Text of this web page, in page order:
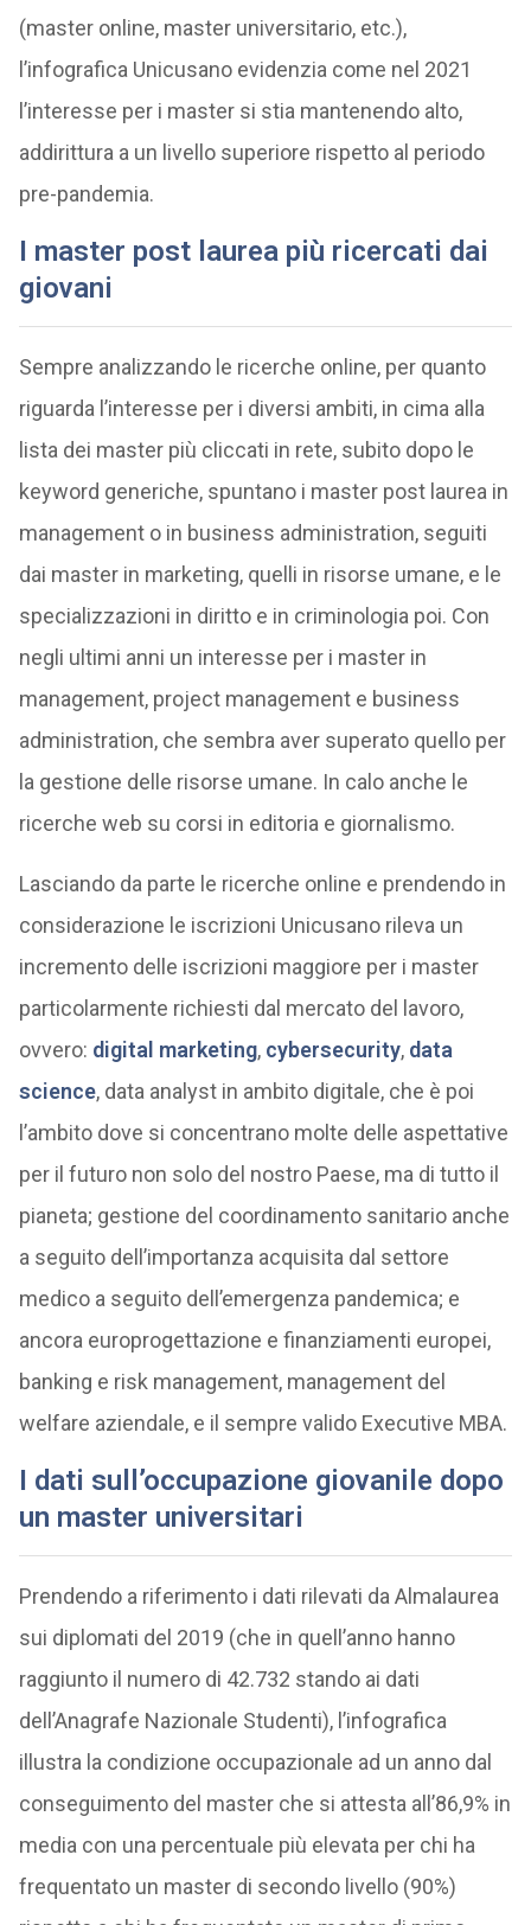
(master online, master universitario, etc.),
l’infografica Unicusano evidenzia come nel 2021
l’interesse per i master si stia mantenendo alto,
addirittura a un livello superiore rispetto al periodo
pre-pandemia.
I master post laurea più ricercati dai
giovani
Sempre analizzando le ricerche online, per quanto
riguarda l’interesse per i diversi ambiti, in cima alla
lista dei master più cliccati in rete, subito dopo le
keyword generiche, spuntano i master post laurea in
management o in business administration, seguiti
dai master in marketing, quelli in risorse umane, e le
specializzazioni in diritto e in criminologia poi. Con
negli ultimi anni un interesse per i master in
management, project management e business
administration, che sembra aver superato quello per
la gestione delle risorse umane. In calo anche le
ricerche web su corsi in editoria e giornalismo.
Lasciando da parte le ricerche online e prendendo in
considerazione le iscrizioni Unicusano rileva un
incremento delle iscrizioni maggiore per i master
particolarmente richiesti dal mercato del lavoro,
ovvero: digital marketing, cybersecurity, data
science, data analyst in ambito digitale, che è poi
l’ambito dove si concentrano molte delle aspettative
per il futuro non solo del nostro Paese, ma di tutto il
pianeta; gestione del coordinamento sanitario anche
a seguito dell’importanza acquisita dal settore
medico a seguito dell’emergenza pandemica; e
ancora europrogettazione e finanziamenti europei,
banking e risk management, management del
welfare aziendale, e il sempre valido Executive MBA.
I dati sull’occupazione giovanile dopo
un master universitari
Prendendo a riferimento i dati rilevati da Almalaurea
sui diplomati del 2019 (che in quell’anno hanno
raggiunto il numero di 42.732 stando ai dati
dell’Anagrafe Nazionale Studenti), l’infografica
illustra la condizione occupazionale ad un anno dal
conseguimento del master che si attesta all’86,9% in
media con una percentuale più elevata per chi ha
frequentato un master di secondo livello (90%)